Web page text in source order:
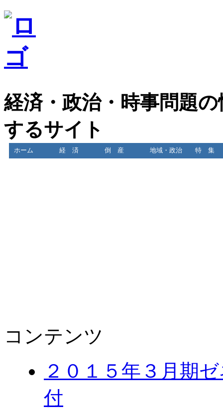
経済・政治・時事問題
するサイト
ホーム 経 済 倒 産 地域・政治 特 集
コンテンツ
２０１５年３月期
付